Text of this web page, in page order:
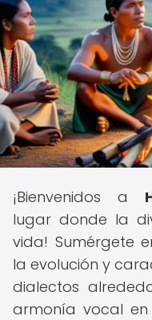
¡Bienvenidos a
lugar donde la
vida! Sumérgete
la evolución y
dialectos
armonía vocal